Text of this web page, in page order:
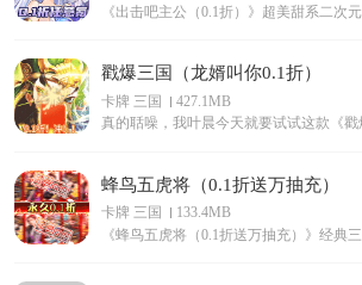
《出击吧主公（0.1折）》超美甜系二次
戳爆三国（龙婿叫你0.1折）
卡牌 三国
427.1MB
真的聒噪，我叶晨今天就要试试这款《
蜂鸟五虎将（0.1折送万抽充）
卡牌 三国
133.4MB
《蜂鸟五虎将（0.1折送万抽充）》经典